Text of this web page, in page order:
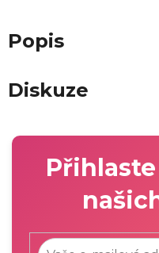
Popis
Diskuze